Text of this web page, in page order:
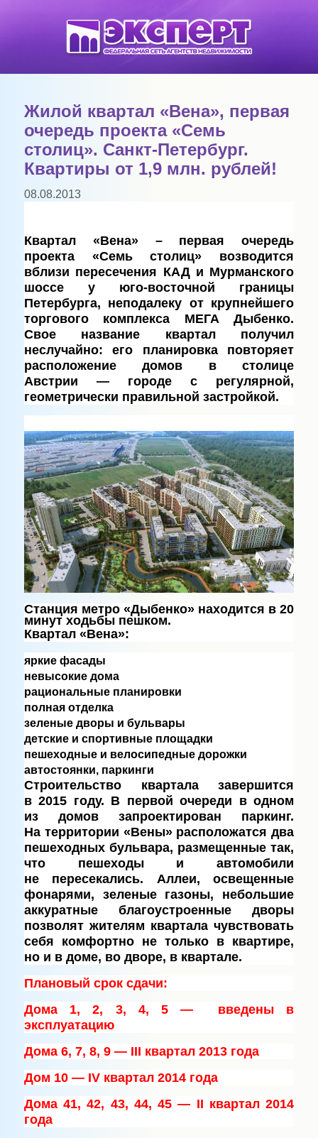
Жилой квартал «Вена», первая
очередь проекта «Семь
столиц». Санкт-Петербург.
Квартиры от 1,9 млн. рублей!
08.08.2013
Квартал «Вена» – первая очередь
проекта «Семь столиц» возводится
вблизи пересечения КАД и Мурманского
шоссе у юго-восточной границы
Петербурга, неподалеку от крупнейшего
торгового комплекса МЕГА Дыбенко.
Свое название квартал получил
неслучайно: его планировка повторяет
расположение домов в столице
Австрии — городе с регулярной,
геометрически правильной застройкой.
Станция метро «Дыбенко» находится в 20
минут ходьбы пешком.
Квартал «Вена»:
яркие фасады
невысокие дома
рациональные планировки
полная отделка
зеленые дворы и бульвары
детские и спортивные площадки
пешеходные и велосипедные дорожки
автостоянки, паркинги
Строительство квартала завершится
в 2015 году. В первой очереди в одном
из домов запроектирован паркинг.
На территории «Вены» расположатся два
пешеходных бульвара, размещенные так,
что пешеходы и автомобили
не пересекались. Аллеи, освещенные
фонарями, зеленые газоны, небольшие
аккуратные благоустроенные дворы
позволят жителям квартала чувствовать
себя комфортно не только в квартире,
но и в доме, во дворе, в квартале.
Плановый срок сдачи:
Дома 1, 2, 3, 4, 5 — введены в
эксплуатацию
Дома 6, 7, 8, 9 — III квартал 2013 года
Дом 10 — IV квартал 2014 года
Дома 41, 42, 43, 44, 45 — II квартал 2014
года